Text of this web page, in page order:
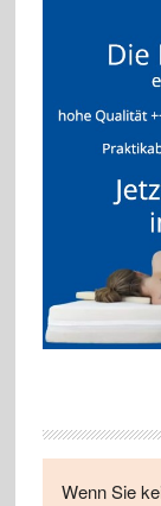
Wenn Sie